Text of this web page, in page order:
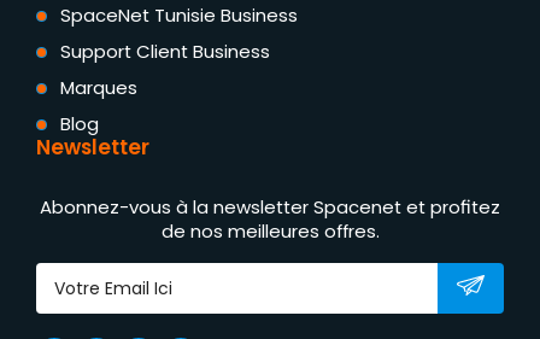
SpaceNet Tunisie Business
Support Client Business
Marques
Blog
Newsletter
Abonnez-vous à la newsletter Spacenet et profitez
de nos meilleures offres.